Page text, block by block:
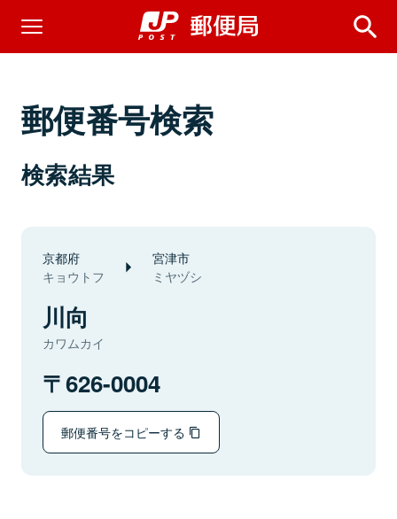
郵便番号検索
検索結果
京都府
キョウトフ
宮津市
ミヤヅシ
川向
カワムカイ
626-0004
郵便番号をコピーする